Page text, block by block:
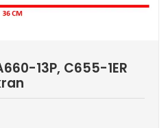
13P, C655-1ER